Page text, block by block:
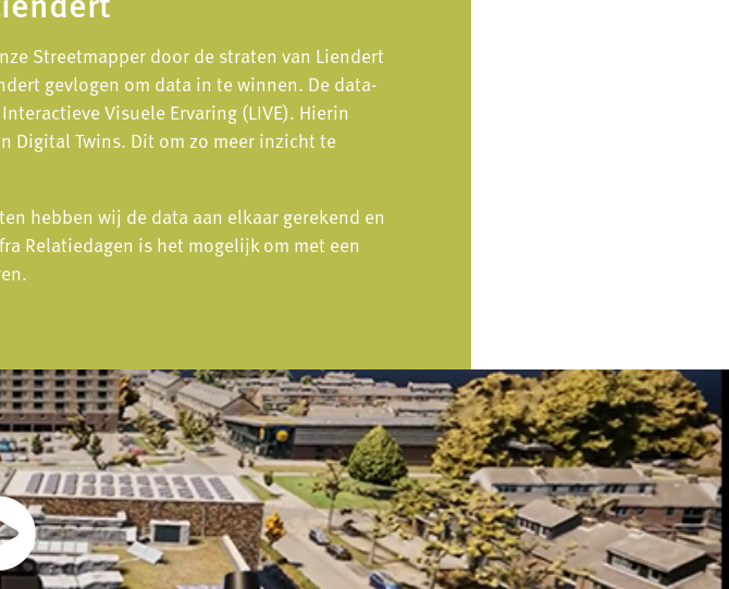
Streetmapper door de straten van Liendert
gevlogen om data in te winnen. De data-
Visuele Ervaring (LIVE). Hierin
Digital Twins. Dit om zo meer inzicht te
hebben wij de data aan elkaar gerekend en
Relatiedagen is het mogelijk om met een